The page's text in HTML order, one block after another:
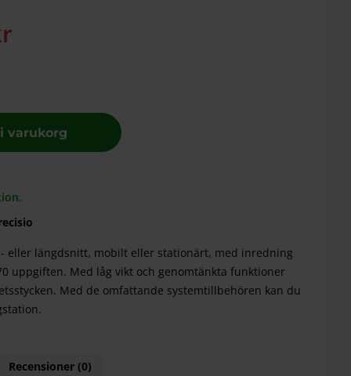
varukorg
eller längdsnitt, mobilt eller stationärt, med inredning
uppgiften. Med låg vikt och genomtänkta funktioner
Med de omfattande systemtillbehören kan du
Recensioner (0)